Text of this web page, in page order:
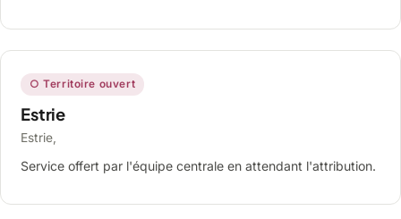
○ Territoire ouvert
Estrie
Estrie,
Service offert par l'équipe centrale en attendant l'attribution.